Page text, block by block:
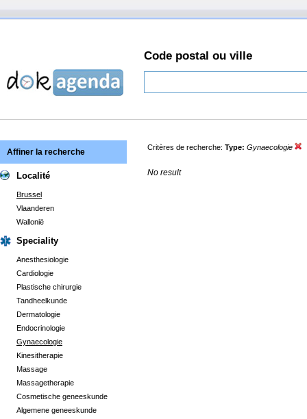
Code postal ou ville
Affiner la recherche
Localité
Brussel
Vlaanderen
Wallonië
Speciality
Anesthesiologie
Cardiologie
Plastische chirurgie
Tandheelkunde
Dermatologie
Endocrinologie
Gynaecologie
Kinesitherapie
Massage
Massagetherapie
Cosmetische geneeskunde
Algemene geneeskunde
Critères de recherche: Type: Gynaecologie
No result